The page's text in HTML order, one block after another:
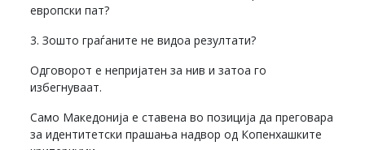
европски пат?
3. Зошто граѓаните не видоа резултати?
Одговорот е непријатен за нив и затоа го
избегнуваат.
Само Македонија е ставена во позиција да преговара
за идентитетски прашања надвор од Копенхашките